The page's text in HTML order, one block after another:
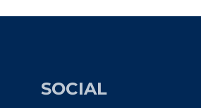
SOCIAL